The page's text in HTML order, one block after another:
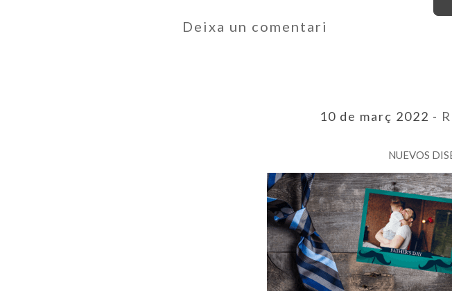
Deixa un comentari
10 de març 2022 -
NUEVOS